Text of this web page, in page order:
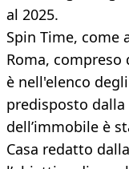
al 2025.
Spin Time, come
Roma, compreso
è nell'elenco
predisposto dalla
dell’immobile è
Casa redatto